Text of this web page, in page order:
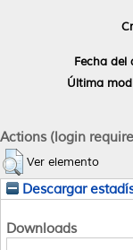
Fecha del
Última
Actions (login
Ver elemento
Descargar
Downloads